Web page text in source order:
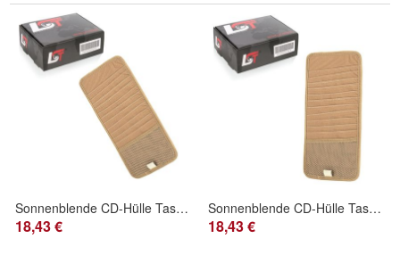
Sonnenblende CD-Hülle Tasche 12er beige für Citroen für Peugeot für Renault
18,43 €
Sonnenblende CD-Hülle Tasche 12er beige für AUDI für Porsche
18,43 €